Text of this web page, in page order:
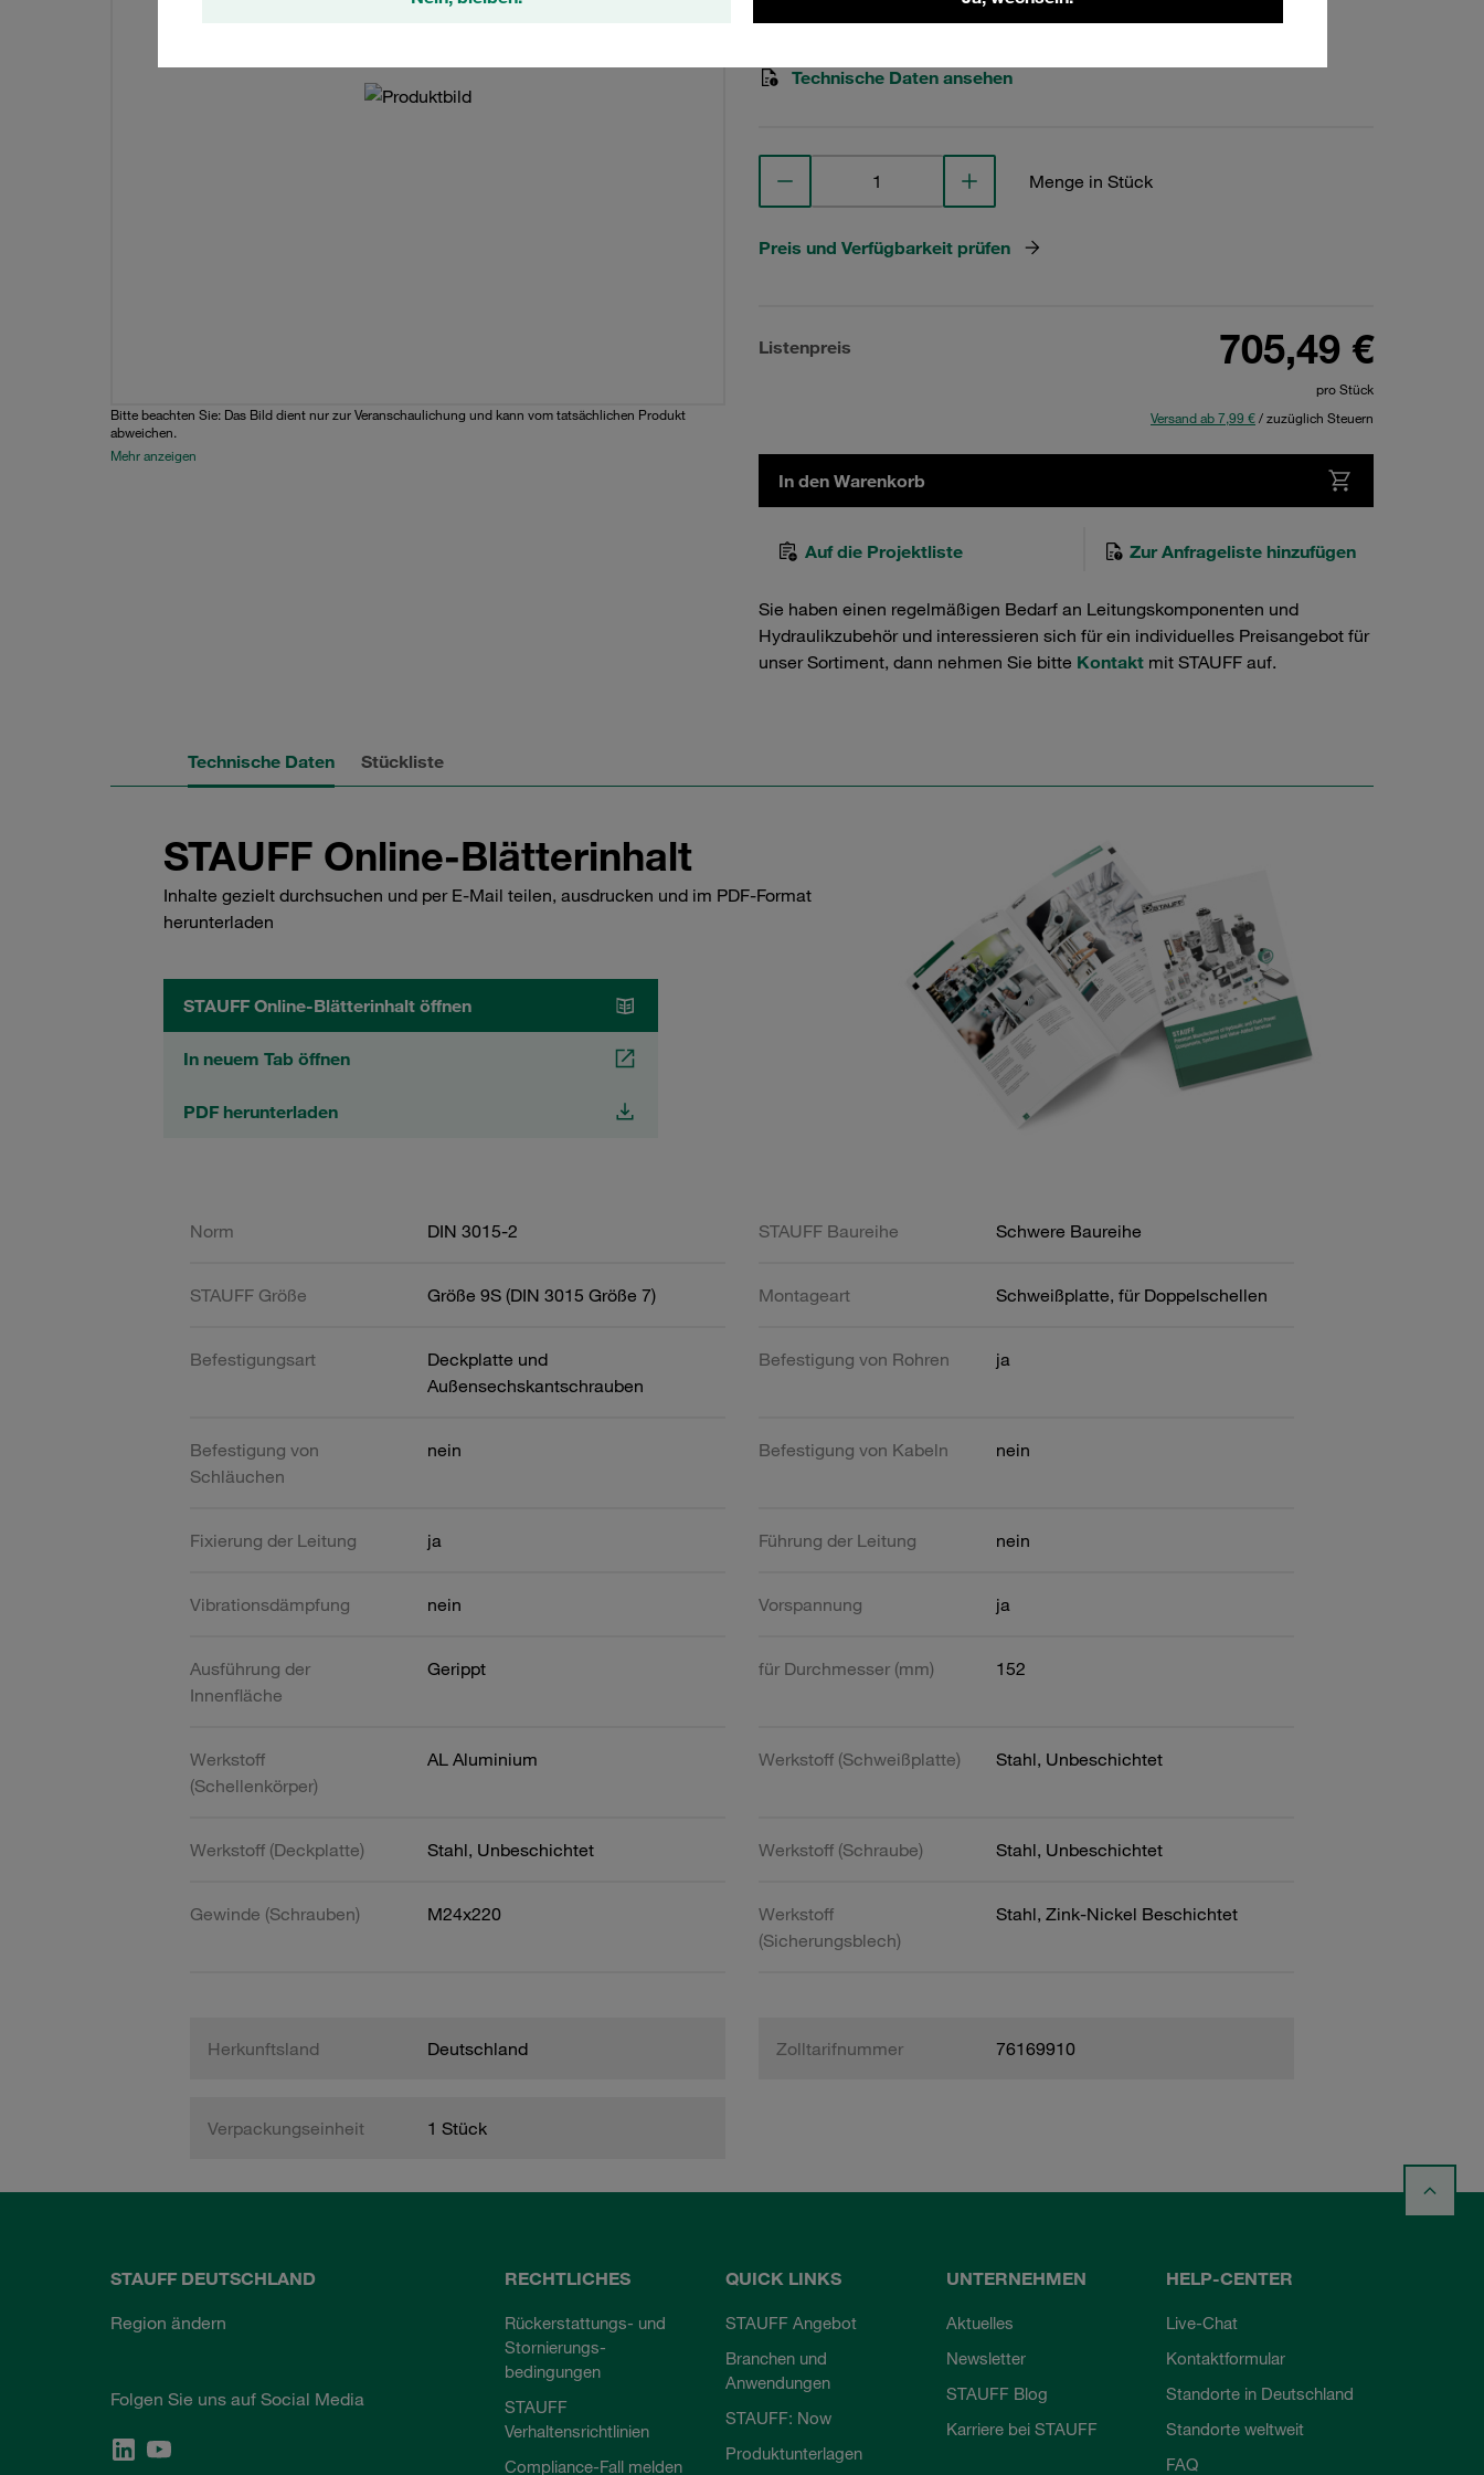
Bitte beachten Sie: Das Bild dient nur zur Veranschaulichung und kann vom tatsächlichen Produkt
abweichen.
Mehr anzeigen
STAUFF Materialnr. 1110025540
Technische Daten ansehen
Menge in Stück
Preis und Verfügbarkeit prüfen
Listenpreis 705,49 €
pro Stück
Versand ab 7,99 €/ zuzüglich Steuern
In den Warenkorb
Auf die Projektliste Zur Anfrageliste hinzufügen
Sie haben einen regelmäßigen Bedarf an Leitungskomponenten und
Hydraulikzubehör und interessieren sich für ein individuelles Preisangebot für
unser Sortiment, dann nehmen Sie bitte Kontakt mit STAUFF auf.
Technische Daten Stückliste
STAUFF Online-Blätterinhalt
Inhalte gezielt durchsuchen und per E-Mail teilen, ausdrucken und im PDF-Format
herunterladen
STAUFF Online-Blätterinhalt öffnen
In neuem Tab öffnen
PDF herunterladen
Norm DIN 3015-2 STAUFF Baureihe Schwere Baureihe
STAUFF Größe Größe 9S (DIN 3015 Größe 7) Montageart Schweißplatte, für Doppelschellen
Befestigungsart
Deckplatte und
Außensechskantschrauben
Befestigung von Rohren ja
Befestigung von
Schläuchen
nein Befestigung von Kabeln nein
Fixierung der Leitung ja Führung der Leitung nein
Vibrationsdämpfung nein Vorspannung ja
Ausführung der
Innenfläche
Gerippt für Durchmesser (mm) 152
Werkstoff
(Schellenkörper)
AL Aluminium Werkstoff (Schweißplatte) Stahl, Unbeschichtet
Werkstoff (Deckplatte) Stahl, Unbeschichtet Werkstoff (Schraube) Stahl, Unbeschichtet
Gewinde (Schrauben) M24x220
Werkstoff
(Sicherungsblech)
Stahl, Zink-Nickel Beschichtet
Herkunftsland Deutschland Zolltarifnummer 76169910
Verpackungseinheit 1 Stück
STAUFF DEUTSCHLAND
Region ändern
Folgen Sie uns auf Social Media
RECHTLICHES
Rückerstattungs- und
Stornierungs-
bedingungen
STAUFF
Verhaltensrichtlinien
Compliance-Fall melden
QUICK LINKS
STAUFF Angebot
Branchen und
Anwendungen
STAUFF: Now
Produktunterlagen
UNTERNEHMEN
Aktuelles
Newsletter
STAUFF Blog
Karriere bei STAUFF
HELP-CENTER
Live-Chat
Kontaktformular
Standorte in Deutschland
Standorte weltweit
FAQ